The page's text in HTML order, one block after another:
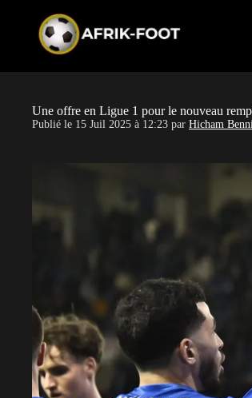
Une offre en Ligue 1 pour le nouveau
Publié le 15 Juil 2025 à 12:23 par Hicham